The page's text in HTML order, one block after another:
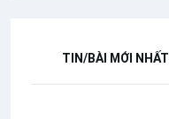
TIN/BÀI MỚI NHẤT